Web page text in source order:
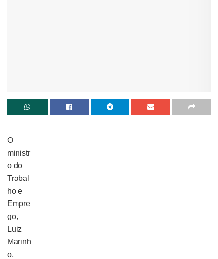
O
ministr
o do
Trabal
ho e
Empre
go,
Luiz
Marinh
o,